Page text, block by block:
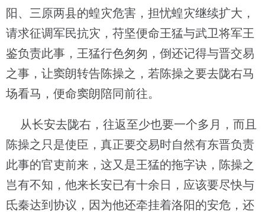
阳、三原两县的蝗灾危害，担忧蝗灾继续扩大，
请求征调军民抗灾，苻坚便命王猛与武卫将军王
鉴负责此事，王猛行色匆匆，倒还记得与晋交易
之事，让窦朗转告陈操之，若陈操之要去陇右马
场看马，便命窦朗陪同前往。
从长安去陇右，往返至少也要一个多月，而且
陈操之只是使臣，真正要交易时自然有东晋负责
此事的官吏前来，这又是王猛的拖字诀，陈操之
岂有不知，他来长安已有十余日，应该要尽快与
氐秦达到协议，因为他还牵挂着洛阳的安危，还